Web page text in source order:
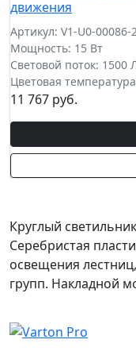
движения
Артикул: V1-U0-00086-
Мощность: 15 Вт
Световой поток: 1500
Цветовая
11 767 руб.
Круглый
Серебристая
освещения
групп. Накладной